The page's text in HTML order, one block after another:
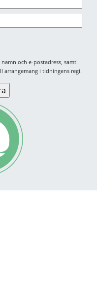
och e-postadress, samt
arrangemang i tidningens regi.